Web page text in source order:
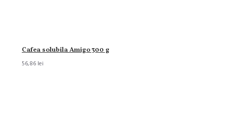
Cafea solubila Amigo 300 g
56,86 lei